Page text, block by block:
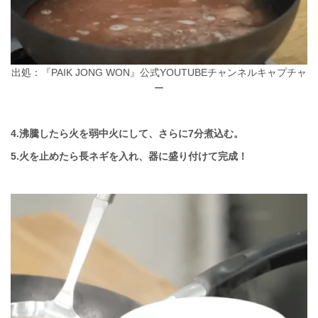
出処：『PAIK JONG WON』公式YOUTUBEチャンネルキャプチャ
ー
4.沸騰したら火を弱中火にして、さらに7分煮込む。
5.火を止めたら長ネギを入れ、器に盛り付けて完成！